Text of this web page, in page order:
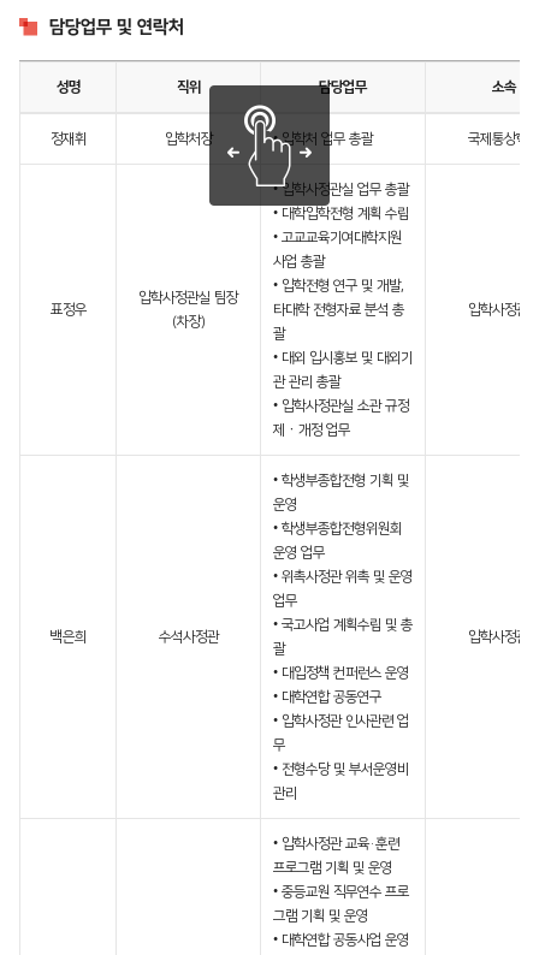
담당업무 및 연락처
성명 직위 담당업무 소속
정재휘 입학처장 • 입학처 업무 총괄 국제통상학부
표정우
입학사정관실 팀장
(차장)
• 입학사정관실 업무 총괄
• 대학입학전형 계획 수립
• 고교교육기여대학지원
사업 총괄
• 입학전형 연구 및 개발,
타대학 전형자료 분석 총
괄
• 대외 입시홍보 및 대외기
관 관리 총괄
• 입학사정관실 소관 규정
제ㆍ개정 업무
입학사정관실
백은희 수석사정관
• 학생부종합전형 기획 및
운영
• 학생부종합전형위원회
운영 업무
• 위촉사정관 위촉 및 운영
업무
• 국고사업 계획수립 및 총
괄
• 대입정책 컨퍼런스 운영
• 대학연합 공동연구
• 입학사정관 인사관련 업
무
• 전형수당 및 부서운영비
관리
입학사정관실
• 입학사정관 교육·훈련
프로그램 기획 및 운영
• 중등교원 직무연수 프로
그램 기획 및 운영
• 대학연합 공동사업 운영